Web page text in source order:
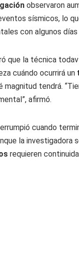
observaron
sísmicos, lo
con algunos
que la técnica
cuándo ocurrirá un
magnitud tendrá.
afirmó.
cuando
la investigadora
requieren